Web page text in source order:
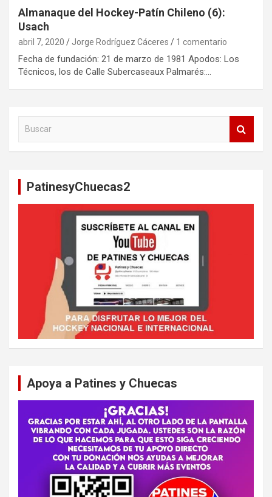
Almanaque del Hockey-Patín Chileno (6):
Usach
abril 7, 2020 Jorge Rodríguez Cáceres 1 comentario
Fecha de fundación: 21 de marzo de 1981 Apodos: Los
Técnicos, los de Calle Subercaseaux Palmarés:…
PatinesyChuecas2
Apoya a Patines y Chuecas